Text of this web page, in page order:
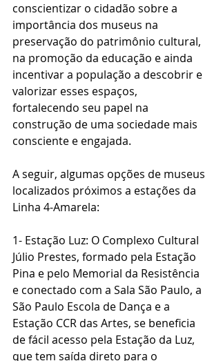
conscientizar o cidadão sobre a
importância dos museus na
preservação do patrimônio cultural,
na promoção da educação e ainda
incentivar a população a descobrir e
valorizar esses espaços,
fortalecendo seu papel na
construção de uma sociedade mais
consciente e engajada.
A seguir, algumas opções de museus
localizados próximos a estações da
Linha 4-Amarela:
1- Estação Luz: O Complexo Cultural
Júlio Prestes, formado pela Estação
Pina e pelo Memorial da Resistência
e conectado com a Sala São Paulo, a
São Paulo Escola de Dança e a
Estação CCR das Artes, se beneficia
de fácil acesso pela Estação da Luz,
que tem saída direto para o